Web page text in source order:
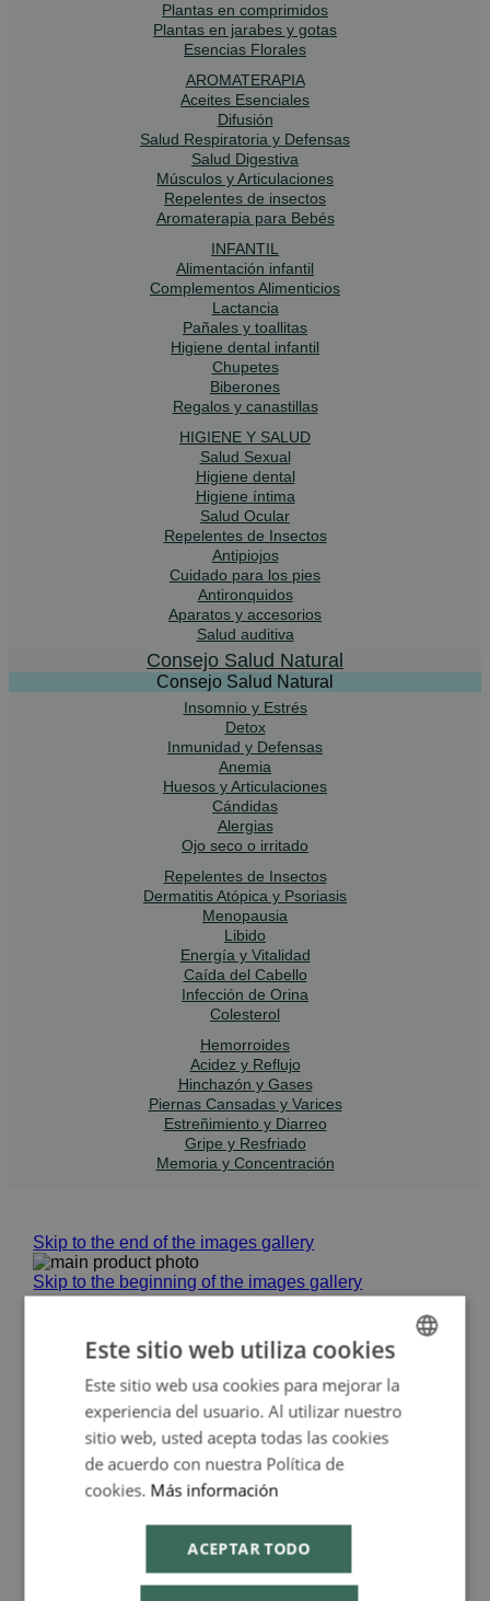
Plantas en comprimidos
Plantas en jarabes y gotas
Esencias Florales
AROMATERAPIA
Aceites Esenciales
Difusión
Salud Respiratoria y Defensas
Salud Digestiva
Músculos y Articulaciones
Repelentes de insectos
Aromaterapia para Bebés
INFANTIL
Alimentación infantil
Complementos Alimenticios
Lactancia
Pañales y toallitas
Higiene dental infantil
Chupetes
Biberones
Regalos y canastillas
HIGIENE Y SALUD
Salud Sexual
Higiene dental
Higiene íntima
Salud Ocular
Repelentes de Insectos
Antipiojos
Cuidado para los pies
Antironquidos
Aparatos y accesorios
Salud auditiva
Consejo Salud Natural
Consejo Salud Natural
Insomnio y Estrés
Detox
Inmunidad y Defensas
Anemia
Huesos y Articulaciones
Cándidas
Alergias
Ojo seco o irritado
Repelentes de Insectos
Dermatitis Atópica y Psoriasis
Menopausia
Libido
Energía y Vitalidad
Caída del Cabello
Infección de Orina
Colesterol
Hemorroides
Acidez y Reflujo
Hinchazón y Gases
Piernas Cansadas y Varices
Estreñimiento y Diarreo
Gripe y Resfriado
Memoria y Concentración
Skip to the end of the images gallery
Skip to the beginning of the images gallery
Cura cutánea 10
ampollas - Dr. Hauschka
DR. HAUSCHKA
En stock
DRHAUSCHKA_009860
4020829005327
Tratamiento intensivo regenerador, apoya y
normaliza la piel.
SPANISH
ENGLISH
Este sitio web utiliza cookies
Este sitio web usa cookies para mejorar la
experiencia del usuario. Al utilizar nuestro
sitio web, usted acepta todas las cookies
de acuerdo con nuestra Política de
cookies. Más información
ACEPTAR TODO